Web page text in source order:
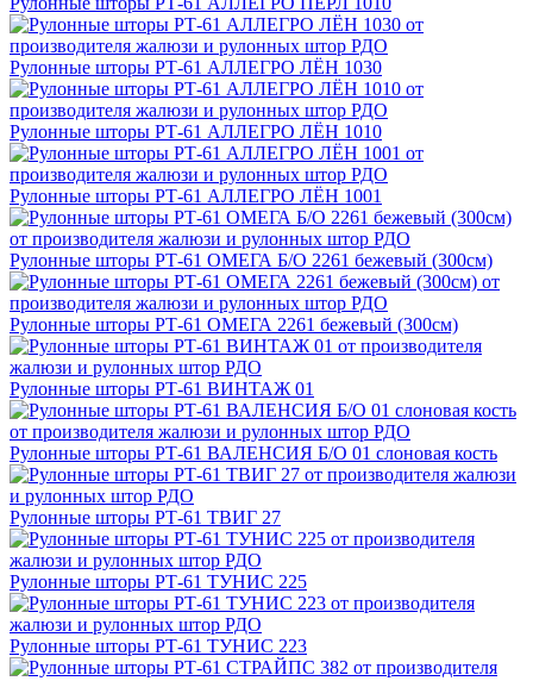
Рулонные шторы РТ-61 АЛЛЕГРО ЛЁН 1030
Рулонные шторы РТ-61 АЛЛЕГРО ЛЁН 1010
Рулонные шторы РТ-61 АЛЛЕГРО ЛЁН 1001
Рулонные шторы РТ-61 ОМЕГА Б/О 2261 бежевый (300см)
Рулонные шторы РТ-61 ОМЕГА 2261 бежевый (300см)
Рулонные шторы РТ-61 ВИНТАЖ 01
Рулонные шторы РТ-61 ВАЛЕНСИЯ Б/О 01 слоновая кость
Рулонные шторы РТ-61 ТВИГ 27
Рулонные шторы РТ-61 ТУНИС 225
Рулонные шторы РТ-61 ТУНИС 223